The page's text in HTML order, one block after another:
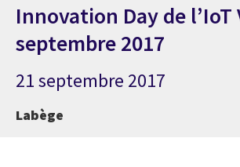
Innovation Day de l’IoT
septembre 2017
21 septembre 2017
Labège